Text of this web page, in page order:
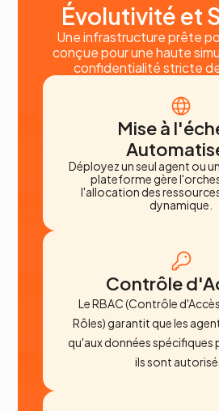
Évolutivité et
Une infrastructure prête
conçue pour une haute
confidentialité stricte
Mise à
Déployez un seul agent ou
plateforme gère
l'allocation des
dynamique.
Contrôle
Le RBAC (Contrôle
Rôles) garantit que les
qu'aux données spécifiques
ils sont